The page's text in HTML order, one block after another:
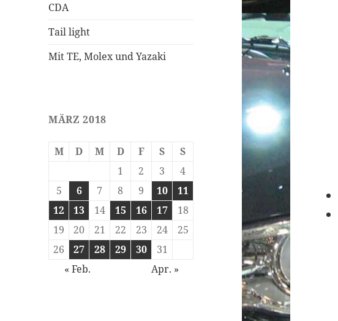
CDA
Tail light
Mit TE, Molex und Yazaki
MÄRZ 2018
M D M D F S
S
1
2 3
4
5
6 7 8 9 10
11
12
13 14 15 16 17
18
19
20 21 22 23 24
25
26
27 28 29 30
31
« Feb.
Apr. »